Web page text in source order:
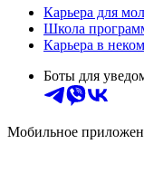
Карьера для
Школа
Карьера в
Боты для
Мобильное